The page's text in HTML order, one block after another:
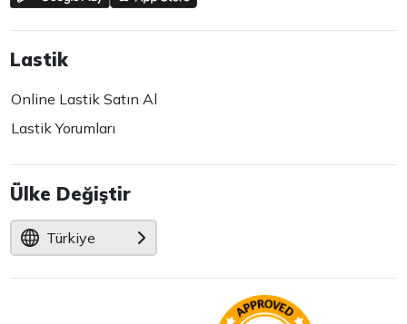
Lastik
Online Lastik Satın Al
Lastik Yorumları
Ülke Değiştir
Türkiye